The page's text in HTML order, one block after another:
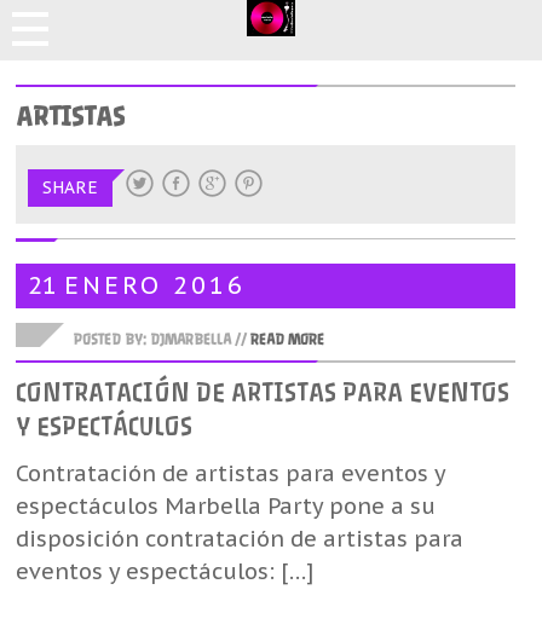
ARTISTAS
SHARE
21 ENERO 2016
POSTED BY: DJMARBELLA //READ MORE
CONTRATACIÓN DE ARTISTAS PARA EVENTOS
Y ESPECTÁCULOS
Contratación de artistas para eventos y
espectáculos Marbella Party pone a su
disposición contratación de artistas para
eventos y espectáculos: […]